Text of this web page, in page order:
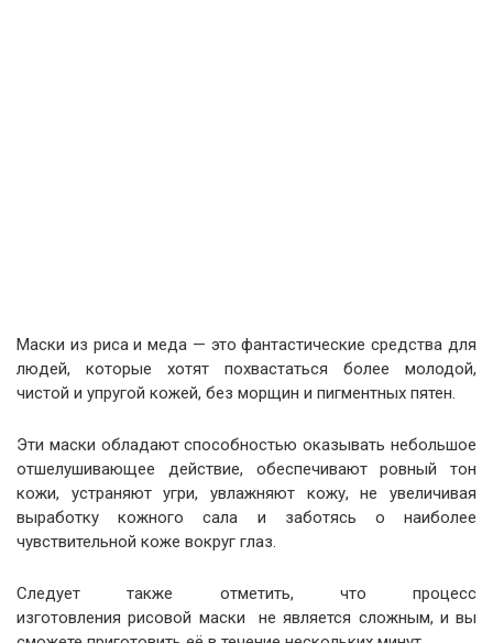
Маски из риса и меда — это фантастические средства для
людей, которые хотят похвастаться более молодой,
чистой и упругой кожей, без морщин и пигментных пятен.
Эти маски обладают способностью оказывать небольшое
отшелушивающее действие, обеспечивают ровный тон
кожи, устраняют угри, увлажняют кожу, не увеличивая
выработку кожного сала и заботясь о наиболее
чувствительной коже вокруг глаз.
Следует также отметить, что процесс
изготовления рисовой маски не является сложным, и вы